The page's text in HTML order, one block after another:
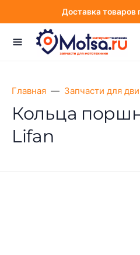
Доставка товаров
Главная Запчасти для
Кольца
Lifan